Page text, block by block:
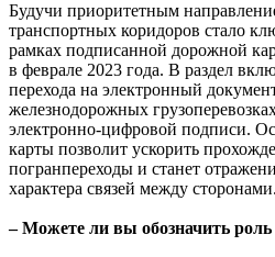
Будучи приоритетным
транспортных коридоров стало
рамках подписанной дорожной
в феврале 2023 года. В раздел
перехода на электронный
железнодорожных
электронно-цифровой подписи.
карты позволит ускорить
погранпереходы и станет
характера связей между сторонами.
– Можете ли вы обозначить